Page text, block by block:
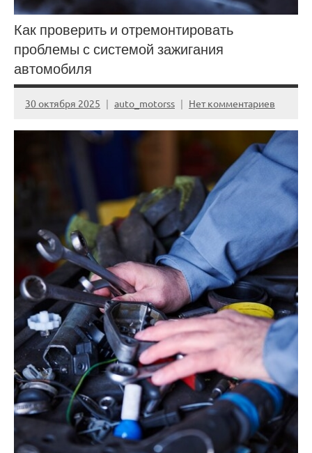
Как проверить и отремонтировать
проблемы с системой зажигания
автомобиля
30 октября 2025 auto_motorss Нет комментариев